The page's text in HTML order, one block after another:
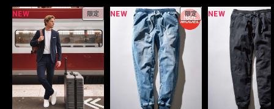
NEW 限定 NEW 限定 NEW